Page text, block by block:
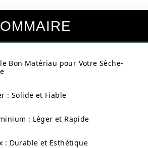
Bon Matériau pour Votre Sèche-
: Solide et Fiable
: Léger et Rapide
: Durable et Esthétique